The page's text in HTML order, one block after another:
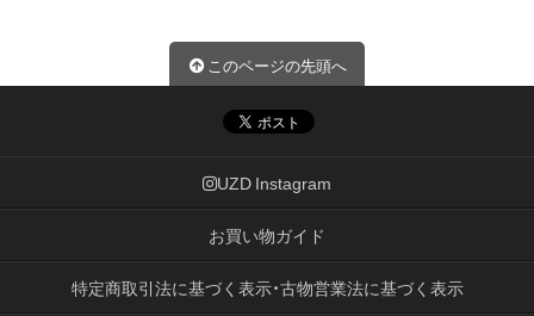
このページの先頭へ
UZD Instagram
お買い物ガイド
特定商取引法に基づく表示・古物営業法に基づく表示